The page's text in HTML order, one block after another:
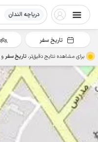
دریاچه الندان
تاریخ سفر
برای مشاهده نتایج دقیق‌تر، تاریخ سفرو